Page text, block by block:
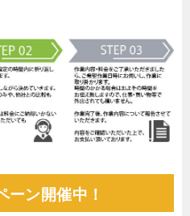
ーン開催中！